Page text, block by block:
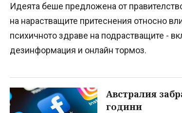
Идеята беше предложена от
на нарастващите притеснения относно
психичното здраве на подрастващите -
дезинформация и онлайн тормоз.
Австралия
години